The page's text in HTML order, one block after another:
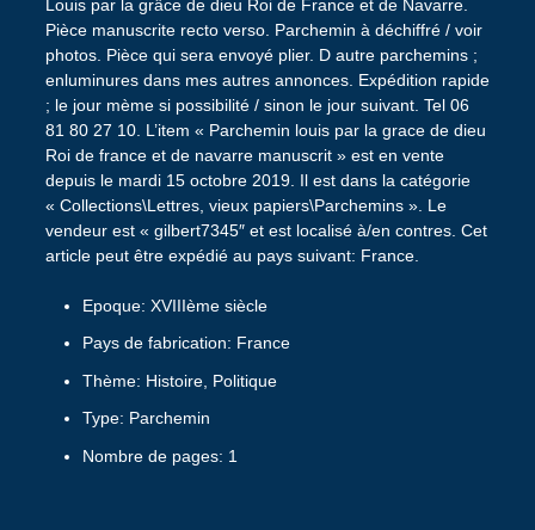
Louis par la grâce de dieu Roi de France et de Navarre.
Pièce manuscrite recto verso. Parchemin à déchiffré / voir
photos. Pièce qui sera envoyé plier. D autre parchemins ;
enluminures dans mes autres annonces. Expédition rapide
; le jour mème si possibilité / sinon le jour suivant. Tel 06
81 80 27 10. L’item « Parchemin louis par la grace de dieu
Roi de france et de navarre manuscrit » est en vente
depuis le mardi 15 octobre 2019. Il est dans la catégorie
« Collections\Lettres, vieux papiers\Parchemins ». Le
vendeur est « gilbert7345″ et est localisé à/en contres. Cet
article peut être expédié au pays suivant: France.
Epoque: XVIIIème siècle
Pays de fabrication: France
Thème: Histoire, Politique
Type: Parchemin
Nombre de pages: 1